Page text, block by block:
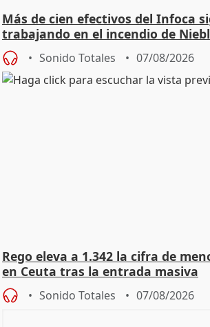
Más de cien efectivos del Infoca
trabajando en el incendio de
Sonido Totales 07/08/2026
Rego eleva a 1.342 la cifra de
en Ceuta tras la entrada masiva
Sonido Totales 07/08/2026